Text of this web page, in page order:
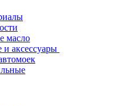
масло
аксессуары